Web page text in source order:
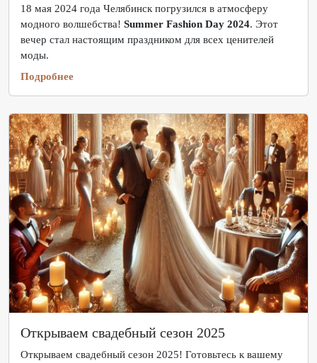
18 мая 2024 года Челябинск погрузился в атмосферу
модного волшебства! Summer Fashion Day 2024. Этот
вечер стал настоящим праздником для всех ценителей
моды.
Подробнее
Открываем свадебный сезон 2025
Открываем свадебный сезон 2025! Готовьтесь к вашему